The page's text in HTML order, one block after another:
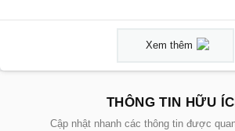
Xem thêm
THÔNG TIN HỮU
Cập nhật nhanh các thông tin được